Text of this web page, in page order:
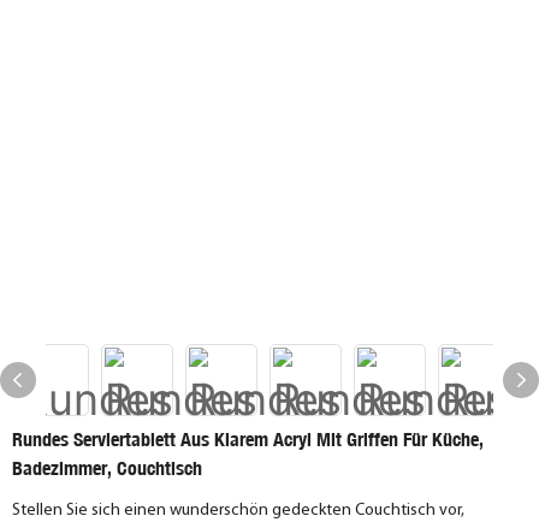
Rundes Serviertablett Aus Klarem Acryl Mit Griffen Für Küche,
Badezimmer, Couchtisch
Stellen Sie sich einen wunderschön gedeckten Couchtisch vor,